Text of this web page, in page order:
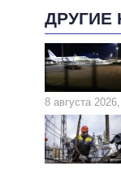
ДРУГИЕ
8 августа